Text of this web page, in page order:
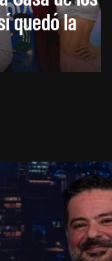
quedó la